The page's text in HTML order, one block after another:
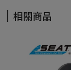
相關商品